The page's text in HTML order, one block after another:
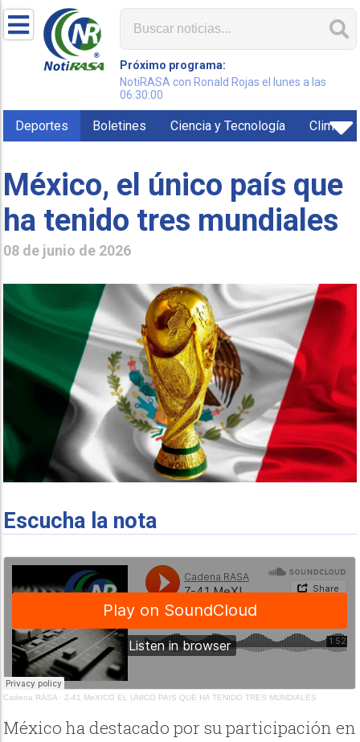
Próximo programa:
NotiRASA con Ronald Rojas el lunes a las
06:30:00
Deportes Boletines Ciencia y Tecnología Clima
México, el único país que
ha tenido tres mundiales
08 de junio de 2026
Escucha la nota
Cadena RASA · Z-41 MeXICO EL UNICO PAIS QUE HA TENIDO TRES MUNDIALES
México ha destacado por su participación en